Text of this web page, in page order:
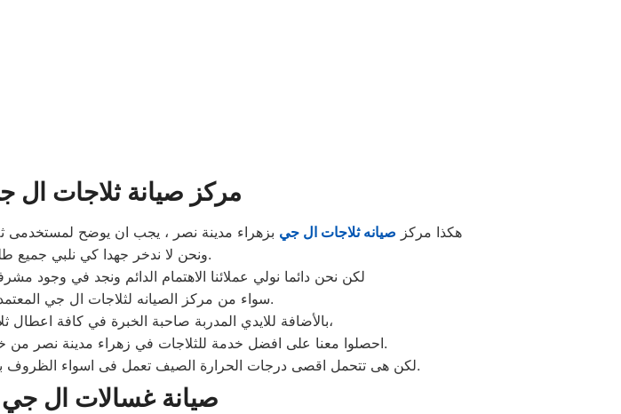
مركز صيانة ثلاجات ال
هكذا مركز صيانه ثلاجات ال جي بزهراء مدينة نصر ، يجب ان يوضح لمستخدمى
ونحن لا ندخر جهدا كي نلبي جميع طلبات الصيانه لثلاجات ال جي.
لكن نحن دائما نولي عملائنا الاهتمام الدائم ونجد في وجود
سواء من مركز الصيانه لثلاجات ال جي المعتمد بزهراء مدينة نصر او من منزل العميل.
بالأضافة للايدي المدربة صاحبة الخبرة في كافة اعطال ثلاجات ال جي بجميع موديلاتها القديم منها والحديث،
احصلوا معنا على افضل خدمة للثلاجات في زهراء مدينة نصر من خلال رقم مركز صيانه ال جي المعتمد في زهراء مدينة نصر.
لكن هى تتحمل اقصى درجات الحرارة الصيف تعمل فى اسواء الظروف باستمرارية فى التشغيل المتواصل حيث لا يضاهيها اى ثلاجات اخر.
صيانة غسالات ال جي